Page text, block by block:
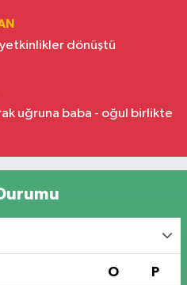
dönüştü
uğruna baba - oğul birlikte
O P